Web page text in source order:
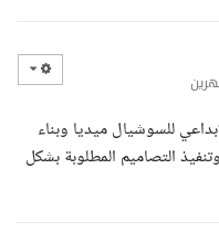
للسوشيال ميديا وبناء
التصاميم المطلوبة بشكل